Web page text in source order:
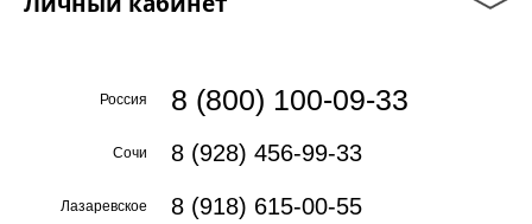
Россия 8 (800) 100-09-33
Сочи 8 (928) 456-99-33
Лазаревское 8 (918) 615-00-55